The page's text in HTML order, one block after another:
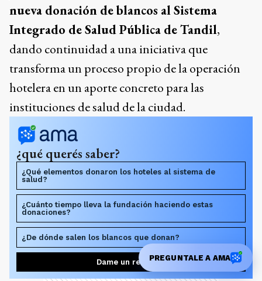
nueva donación de blancos al Sistema
Integrado de Salud Pública de Tandil,
dando continuidad a una iniciativa que
transforma un proceso propio de la operación
hotelera en un aporte concreto para las
instituciones de salud de la ciudad.
¿qué querés saber?
¿Qué elementos donaron los hoteles al sistema de
salud?
¿Cuánto tiempo lleva la fundación haciendo estas
donaciones?
¿De dónde salen los blancos que donan?
Dame un resumenPREGUNTALE A AMA